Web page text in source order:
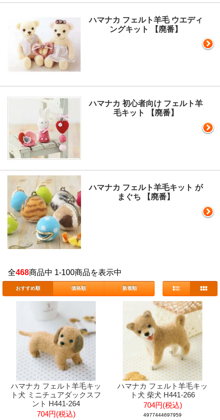
ハマナカ フェルト羊毛 ウエディ
ングキット 【廃番】
ハマナカ 初心者向け フェルト羊
毛キット 【廃番】
ハマナカ フェルト羊毛キット が
まぐち 【廃番】
全468商品中 1-100商品を表示中
おすすめ順 価格順 新着順
ハマナカ フェルト羊毛キッ
ト犬 ミニチュアダックスフ
ント H441-264
704円(税込)
ハマナカ フェルト羊毛キッ
ト犬 柴犬 H441-266
704円(税込)
4977444697959